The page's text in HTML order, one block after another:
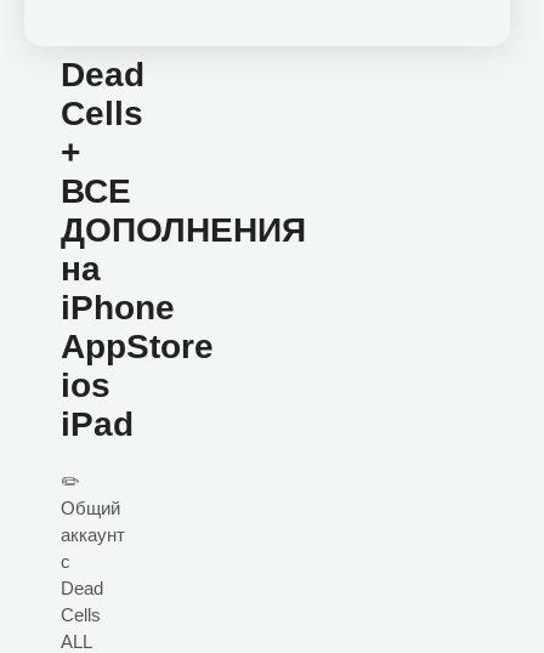
Dead
Cells
+
ВСЕ
ДОПОЛНЕНИЯ
на
iPhone
AppStore
ios
iPad
✏️
Общий
аккаунт
с
Dead
Cells
ALL